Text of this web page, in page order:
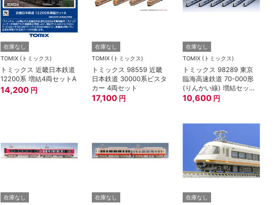
在庫なし
TOMIX (トミックス)
トミックス 近畿日本鉄道
12200系 増結4両セットA
14,200 円
在庫なし
TOMIX (トミックス)
トミックス 98559 近畿
日本鉄道 30000系ビスタ
カー 4両セット
17,100 円
在庫なし
TOMIX (トミックス)
トミックス 98289 東京
臨海高速鉄道 70-000形
(りんかい線) 増結セット
(6両)
10,600 円
在庫なし
在庫なし
在庫なし